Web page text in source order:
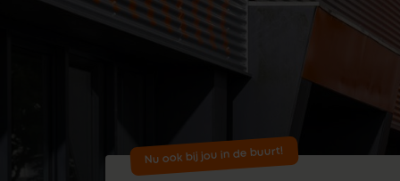
Nu ook bij jou in de buurt!